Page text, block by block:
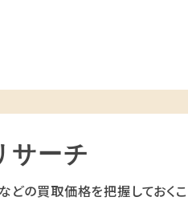
サーチ
どの買取価格を把握しておく